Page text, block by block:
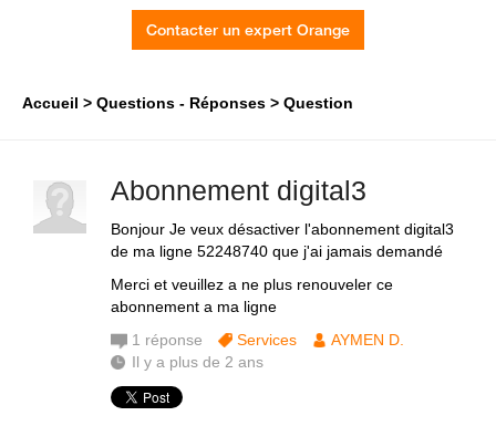
Contacter un expert Orange
Accueil Questions - Réponses Question
Abonnement digital3
Bonjour Je veux désactiver l'abonnement digital3
de ma ligne 52248740 que j'ai jamais demandé
Merci et veuillez a ne plus renouveler ce
abonnement a ma ligne
1 réponse Services
AYMEN D.
Il y a plus de 2 ans